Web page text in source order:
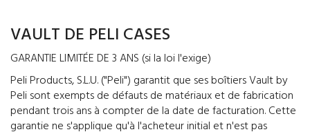
VAULT DE PELI CASES
GARANTIE LIMITÉE DE 3 ANS (si la loi l'exige)
Peli Products, S.L.U. ("Peli") garantit que ses boîtiers Vault by
Peli sont exempts de défauts de matériaux et de fabrication
pendant trois ans à compter de la date de facturation. Cette
garantie ne s'applique qu'à l'acheteur initial et n'est pas